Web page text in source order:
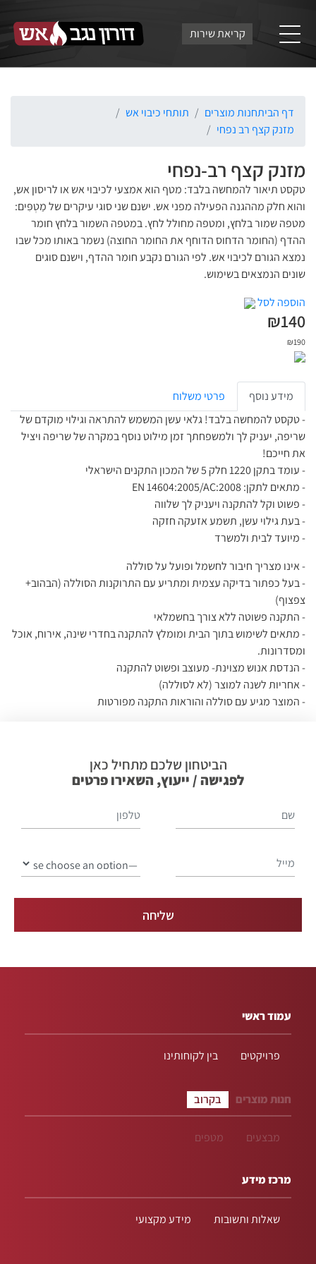
קריאת שירות
דף הביתחנות מוצרים
תותחי כיבוי אש
מזנק קצף רב נפחי
מזנק קצף רב-נפחי
טקסט תיאור להמחשה בלבד: מטף הוא אמצעי לכיבוי אש או לריסון אש,
והוא חלק מההגנה הפעילה מפני אש. ישנם שני סוגי עיקרים של מַטְפִּים:
מטפה שמור בלחץ, ומטפה מחולל לחץ. במטפה השמור בלחץ חומר
ההדף (החומר הדחוס הדוחף את החומר החוצה) נשמר באותו מכל שבו
נמצא הגורם לכיבוי אש. לפי הגורם נקבע חומר ההדף, וישנם סוגים
שונים הנמצאים בשימוש.
הוספה לסל
₪140
₪190
מידע נוסף
פרטי משלוח
- טקסט להמחשה בלבד! גלאי עשן המשמש להתראה וגילוי מוקדם של
שריפה, יעניק לך ולמשפחתך זמן מילוט נוסף במקרה של שריפה ויציל
את חייכם!
- עומד בתקן 1220 חלק 5 של המכון התקנים הישראלי
- מתאים לתקן: EN 14604:2005/AC:2008
- פשוט וקל להתקנה ויעניק לך שלווה
- בעת גילוי עשן, תשמע אזעקה חזקה
- מיועד לבית ולמשרד
- אינו מצריך חיבור לחשמל ופועל על סוללה
- בעל כפתור בדיקה עצמית ומתריע עם התרוקנות הסוללה (הבהוב+
צפצוף)
- התקנה פשוטה ללא צורך בחשמלאי
- מתאים לשימוש בתוך הבית ומומלץ להתקנה בחדרי שינה, אירוח, אוכל
ומסדרונות.
- הנדסת אנוש מצוינת- מעוצב ופשוט להתקנה
- אחריות לשנה למוצר (לא לסוללה)
- המוצר מגיע עם סוללה והוראות התקנה מפורטות
הביטחון שלכם מתחיל כאן
לפגישה / ייעוץ, השאירו פרטים
עמוד ראשי
פרויקטים בין לקוחותינו
חנות מוצרים בקרוב
מבצעים מטפים
מרכז מידע
שאלות ותשובות מידע מקצועי